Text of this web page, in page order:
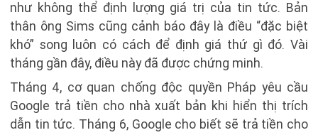
như không thể định lượng giá trị của tin tức. Bản
thân ông Sims cũng cảnh báo đây là điều “đặc biệt
khó” song luôn có cách để định giá thứ gì đó. Vài
tháng gần đây, điều này đã được chứng minh.
Tháng 4, cơ quan chống độc quyền Pháp yêu cầu
Google trả tiền cho nhà xuất bản khi hiển thị trích
dẫn tin tức. Tháng 6, Google cho biết sẽ trả tiền cho